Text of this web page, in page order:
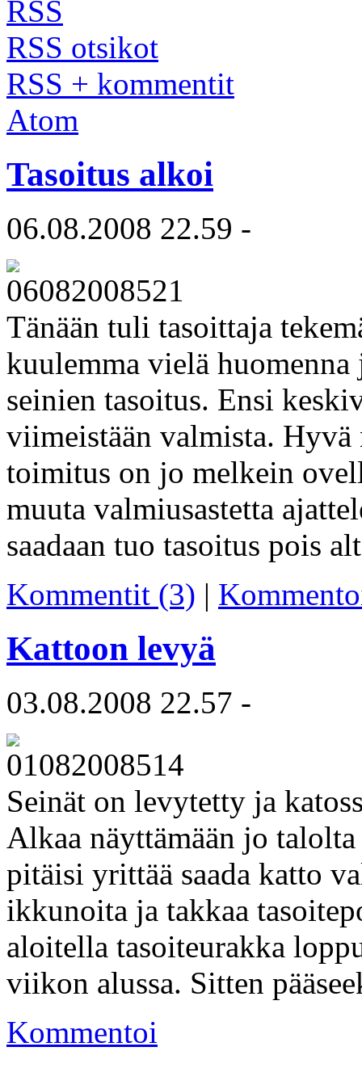
RSS
RSS otsikot
RSS + kommentit
Atom
Tasoitus alkoi
06.08.2008 22.59 -
Tänään tuli tasoittaja
kuulemma vielä
seinien tasoitus. Ensi
viimeistään valmista.
toimitus on jo melkein
muuta valmiusastetta
saadaan tuo tasoitus pois
Kommentit (3) |
Kattoon levyä
03.08.2008 22.57 -
Seinät on levytetty ja
Alkaa näyttämään jo
pitäisi yrittää saada katto
ikkunoita ja takkaa
aloitella tasoiteurakka
viikon alussa. Sitten
Kommentoi